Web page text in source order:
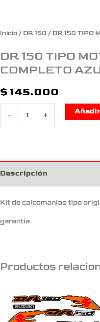
Inicio / DR 150 / DR 150 TIPO
DR 150 TIPO
COMPLETO
$ 145.000
- +
Descripción
Kit de calcomanias tipo
garantia
Productos